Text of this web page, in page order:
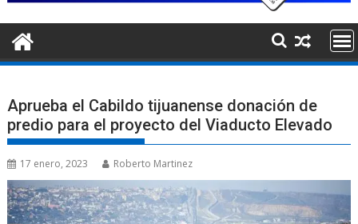
Aprueba el Cabildo tijuanense donación de
predio para el proyecto del Viaducto Elevado
17 enero, 2023 Roberto Martinez